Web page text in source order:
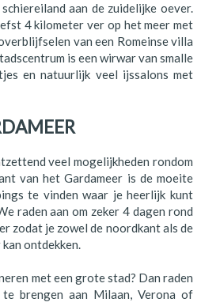
aan de zuidelijke oever.
4 kilometer ver op het meer met
van een Romeinse villa
is een wirwar van smalle
en natuurlijk veel ijssalons met
veel mogelijkheden rondom
van het Gardameer is de moeite
te vinden waar je heerlijk kunt
raden aan om zeker 4 dagen rond
zodat je zowel de noordkant als de
ontdekken.
met een grote stad? Dan raden
brengen aan Milaan, Verona of